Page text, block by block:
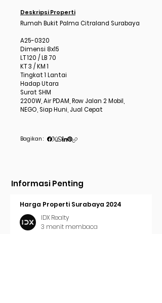
Deskripsi Properti
Rumah Bukit Palma Citraland Surabaya
A25-0320
Dimensi 8x15
LT 120 / LB 70
KT 3 / KM 1
Tingkat 1 Lantai
Hadap Utara
Surat SHM
2200W, Air PDAM, Row Jalan 2 Mobil,
NEGO, Siap Huni, Jual Cepat
Bagikan :
Informasi Penting
Harga Properti Surabaya 2024
IDX Realty
3 menit membaca